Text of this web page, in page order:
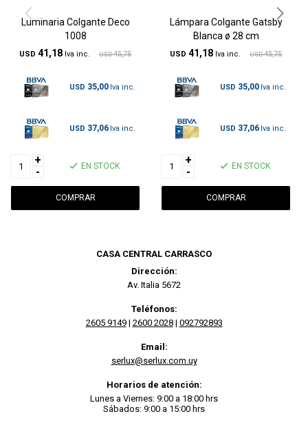
Luminaria Colgante Deco
1008
USD 41,18 USD 45,75
USD 35,00
USD 37,06
+
-
EN STOCK
Lámpara Colgante Gatsby
Blanca ø 28 cm
USD 41,18 USD 45,75
USD 35,00
USD 37,06
+
-
EN STOCK
CASA CENTRAL CARRASCO
Dirección:
Av. Italia 5672
Teléfonos:
2605 9149| 2600 2028| 092792893
Email:
serlux@serlux.com.uy
Horarios de atención:
Lunes a Viernes: 9:00 a 18:00 hrs
Sábados: 9:00 a 15:00 hrs